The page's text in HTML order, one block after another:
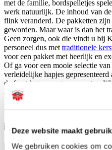
Deze website maakt
We gebruiken cookies om
met de familie, bordspelletjes
werk natuurlijk. De inhoud van
flink veranderd. De pakketten zijn
geworden. Maar waar is dan het
Geen zorgen, ook die vindt u bij
personeel dus met traditionele
voor een pakket met heerlijk en
Of ga voor een mooie selectie
verleidelijke hapjes
de feestdagen mogen we
als het gaat om de calorieën! Met
geeft u uw werknemers aan het
traktatie!
Traditionele kerstpakketten